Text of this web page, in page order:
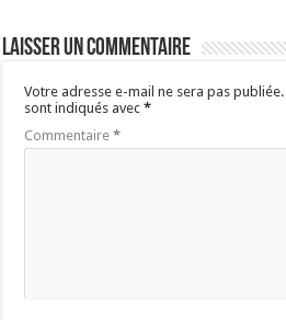
Laisser un commentaire
Votre adresse e-mail ne sera pas publiée.
sont indiqués avec*
Commentaire*